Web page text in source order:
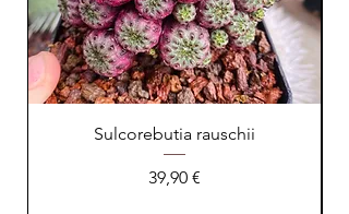
Sulcorebutia rauschii
Prix
39,90 €